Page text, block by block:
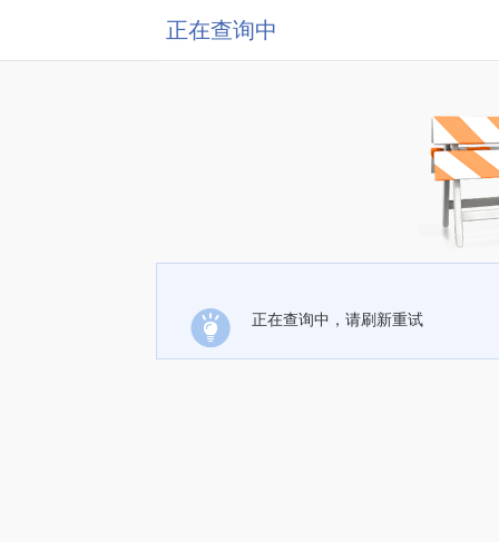
正在查询中
正在查询中，请刷新重试